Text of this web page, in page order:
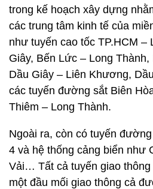
trong kế hoạch xây dựng
các trung tâm kinh tế của
như tuyến cao tốc TP.HCM –
Giây, Bến Lức – Long
Dầu Giây – Liên Khương,
các tuyến đường sắt Biên
Thiêm – Long Thành.
Ngoài ra, còn có tuyến
4 và hệ thống cảng biển như
Vải… Tất cả tuyến giao
một đầu mối giao thông cả